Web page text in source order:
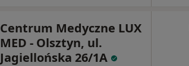
Centrum Medyczne LUX
MED - Olsztyn, ul.
Jagiellońska 26/1A